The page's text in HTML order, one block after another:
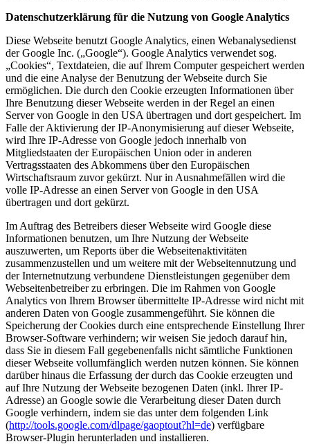
Datenschutzerklärung für die Nutzung von Google Analytics
Diese Webseite benutzt Google Analytics, einen Webanalysedienst
der Google Inc. („Google“). Google Analytics verwendet sog.
„Cookies“, Textdateien, die auf Ihrem Computer gespeichert werden
und die eine Analyse der Benutzung der Webseite durch Sie
ermöglichen. Die durch den Cookie erzeugten Informationen über
Ihre Benutzung dieser Webseite werden in der Regel an einen
Server von Google in den USA übertragen und dort gespeichert. Im
Falle der Aktivierung der IP-Anonymisierung auf dieser Webseite,
wird Ihre IP-Adresse von Google jedoch innerhalb von
Mitgliedstaaten der Europäischen Union oder in anderen
Vertragsstaaten des Abkommens über den Europäischen
Wirtschaftsraum zuvor gekürzt. Nur in Ausnahmefällen wird die
volle IP-Adresse an einen Server von Google in den USA
übertragen und dort gekürzt.
Im Auftrag des Betreibers dieser Webseite wird Google diese
Informationen benutzen, um Ihre Nutzung der Webseite
auszuwerten, um Reports über die Webseitenaktivitäten
zusammenzustellen und um weitere mit der Webseitennutzung und
der Internetnutzung verbundene Dienstleistungen gegenüber dem
Webseitenbetreiber zu erbringen. Die im Rahmen von Google
Analytics von Ihrem Browser übermittelte IP-Adresse wird nicht mit
anderen Daten von Google zusammengeführt. Sie können die
Speicherung der Cookies durch eine entsprechende Einstellung Ihrer
Browser-Software verhindern; wir weisen Sie jedoch darauf hin,
dass Sie in diesem Fall gegebenenfalls nicht sämtliche Funktionen
dieser Webseite vollumfänglich werden nutzen können. Sie können
darüber hinaus die Erfassung der durch das Cookie erzeugten und
auf Ihre Nutzung der Webseite bezogenen Daten (inkl. Ihrer IP-
Adresse) an Google sowie die Verarbeitung dieser Daten durch
Google verhindern, indem sie das unter dem folgenden Link
(http://tools.google.com/dlpage/gaoptout?hl=de) verfügbare
Browser-Plugin herunterladen und installieren.